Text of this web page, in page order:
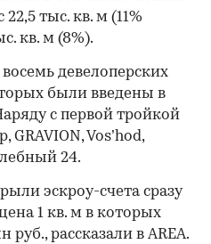
тыс. кв. м (11%
кв. м (8%).
девелоперских
были введены в
с первой тройкой
Vos’hod,
24.
эскроу-счета сразу
1 кв. м в которых
руб., рассказали в AREA.